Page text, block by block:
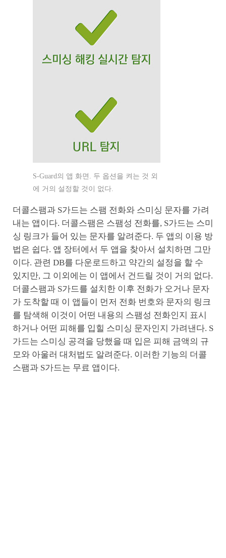
S-Guard의 앱 화면. 두 옵션을 켜는 것 외
에 거의 설정할 것이 없다.
더콜스팸과 S가드는 스팸 전화와 스미싱 문자를 가려
내는 앱이다. 더콜스팸은 스팸성 전화를, S가드는 스미
싱 링크가 들어 있는 문자를 알려준다. 두 앱의 이용 방
법은 쉽다. 앱 장터에서 두 앱을 찾아서 설치하면 그만
이다. 관련 DB를 다운로드하고 약간의 설정을 할 수
있지만, 그 이외에는 이 앱에서 건드릴 것이 거의 없다.
더콜스팸과 S가드를 설치한 이후 전화가 오거나 문자
가 도착할 때 이 앱들이 먼저 전화 번호와 문자의 링크
를 탐색해 이것이 어떤 내용의 스팸성 전화인지 표시
하거나 어떤 피해를 입힐 스미싱 문자인지 가려낸다. S
가드는 스미싱 공격을 당했을 때 입은 피해 금액의 규
모와 아울러 대처법도 알려준다. 이러한 기능의 더콜
스팸과 S가드는 무료 앱이다.